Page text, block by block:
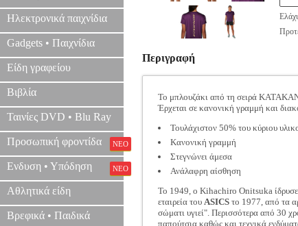
Ηλεκτρονικά παιχνίδια
Gadgets • Παιχνίδια
Είδη γραφείου
Βιβλία
Ταινίες DVD • Blu Ray
Προσωπική φροντίδα ΝΕΟ
Ενδυση • Υπόδηση ΝΕΟ
Αθλητικά είδη
Βρεφικά • Παιδικά
Περιγραφή
Το μπλουζάκι από τη σειρά
Έρχεται σε κανονική γραμμή και
Τουλάχιστον 50% του κύριου
Κανονική γραμμή
Στεγνώνει άμεσα
Ανάλαφρη αίσθηση
Το 1949, ο Kihachiro Onitsuka ίδρυσε
εταιρεία του ASICSτο 1977, από τα
σώματι υγιεί". Περισσότερα από 30
παπούτσια καθώς και τεχνικά